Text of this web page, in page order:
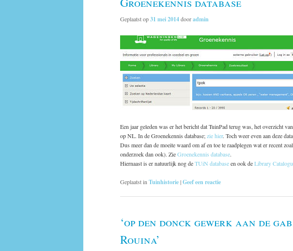
Geplaatst op31 mei 2014dooradmin
Een jaar geleden was er het bericht dat TuinPad terug was, het overzicht
op NL. In de Groenekennis database;zie hier. Toch weer even aan deze
Dus meer dan de moeite waard om af en toe te raadplegen wat er recent
onderzoek dan ook). ZieGroenekennis database.
Hiernaast is er natuurlijk nog deTUiN databaseen ook deLibrary
Geplaatst inTuinhistorie|Geef een reactie
‘op den donck gewerk aan de
Rouina’